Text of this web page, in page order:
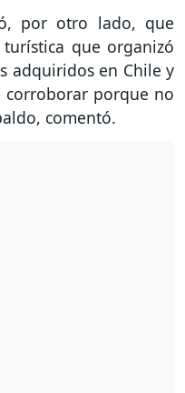
por otro lado, que
que organizó
adquiridos en Chile y
porque no
comentó.